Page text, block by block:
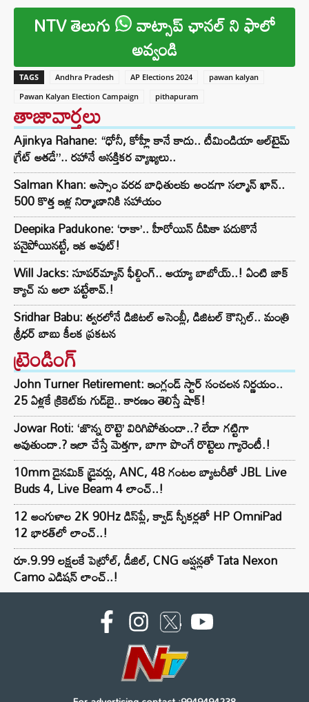
NTV తెలుగు వాట్సాప్ ఛానల్ ని ఫాలో
అవ్వండి
TAGS Andhra Pradesh AP Elections 2024
pawan kalyan
Pawan Kalyan Election Campaign
pithapuram
తాజావార్తలు
Ajinkya Rahane: “ధోనీ, కోహ్లీ కానే కాదు.. టీమిండియా ఆల్‌టైమ్
గ్రేట్ అతడే”.. రహానే ఆసక్తికర వ్యాఖ్యలు..
Salman Khan: అస్సాం వరద బాధితులకు అండగా సల్మాన్ ఖాన్..
500 కొత్త ఇళ్ల నిర్మాణానికి సహాయం
Deepika Padukone: ‘రాకా’.. హీరోయిన్ దీపికా పదుకొనే
పనైపోయినట్టే, ఇక అవుట్!
Will Jacks: సూపర్‌మ్యాన్ ఫీల్డింగ్.. అయ్యా బాబోయ్..! ఏంటి జాక్
క్యాచ్ ను అలా పట్టేశావ్.!
Sridhar Babu: త్వరలోనే డిజిటల్ అసెంబ్లీ, డిజిటల్ కౌన్సిల్.. మంత్రి
శ్రీధర్ బాబు కీలక ప్రకటన
ట్రెండింగ్‌
John Turner Retirement: ఇంగ్లండ్ స్టార్ సంచలన నిర్ణయం..
25 ఏళ్లకే క్రికెట్‌కు గుడ్‌బై.. కారణం తెలిస్తే షాక్!
Jowar Roti: ‘జొన్న రొట్టె’ విరిగిపోతుందా..? లేదా గట్టిగా
అవుతుందా.? ఇలా చేస్తే మెత్తగా, బాగా పొంగే రొట్టెలు గ్యారెంటీ.!
10mm డైనమిక్ డ్రైవర్లు, ANC, 48 గంటల బ్యాటరీతో JBL Live
Buds 4, Live Beam 4 లాంచ్..!
12 అంగుళాల 2K 90Hz డిస్‌ప్లే, క్వాడ్ స్పీకర్లతో HP OmniPad
12 భారత్‌లో లాంచ్..!
రూ.9.99 లక్షలకే పెట్రోల్, డీజిల్, CNG ఆప్షన్లతో Tata Nexon
Camo ఎడిషన్ లాంచ్..!